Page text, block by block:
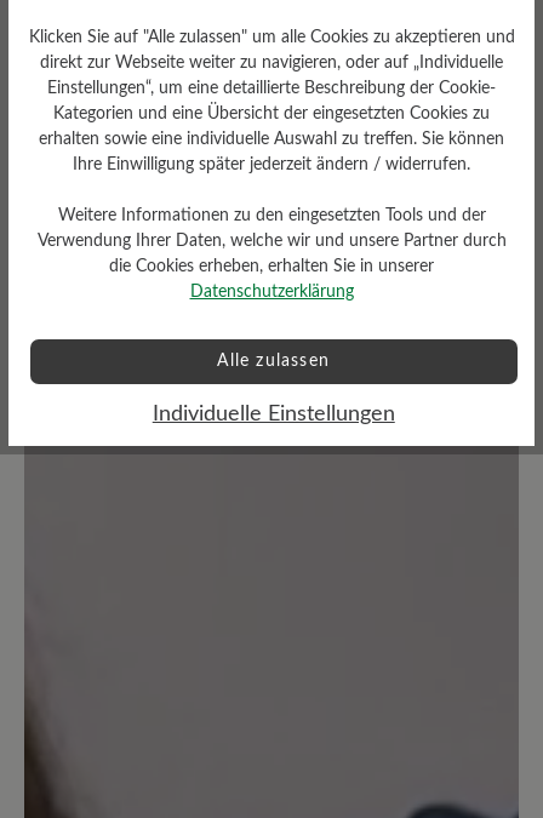
Durchschnittliche Bewertung
Bewerten Sie dieses Produkt!
Teilen Sie Ihre Erfahrungen mit anderen
Kunden.
Bewertung schreiben
Klicken Sie auf "Alle zulassen" um alle Cookies zu akzeptieren und
direkt zur Webseite weiter zu navigieren, oder auf „Individuelle
Einstellungen“, um eine detaillierte Beschreibung der Cookie-
Kategorien und eine Übersicht der eingesetzten Cookies zu
erhalten sowie eine individuelle Auswahl zu treffen. Sie können
Ihre Einwilligung später jederzeit ändern / widerrufen.
Weitere Informationen zu den eingesetzten Tools und der
Verwendung Ihrer Daten, welche wir und unsere Partner durch
die Cookies erheben, erhalten Sie in unserer
Datenschutzerklärung
Alle zulassen
Individuelle Einstellungen